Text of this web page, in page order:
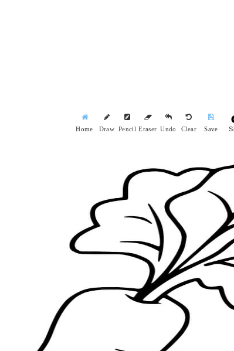
Home Draw Pencil Eraser Undo Clear Save